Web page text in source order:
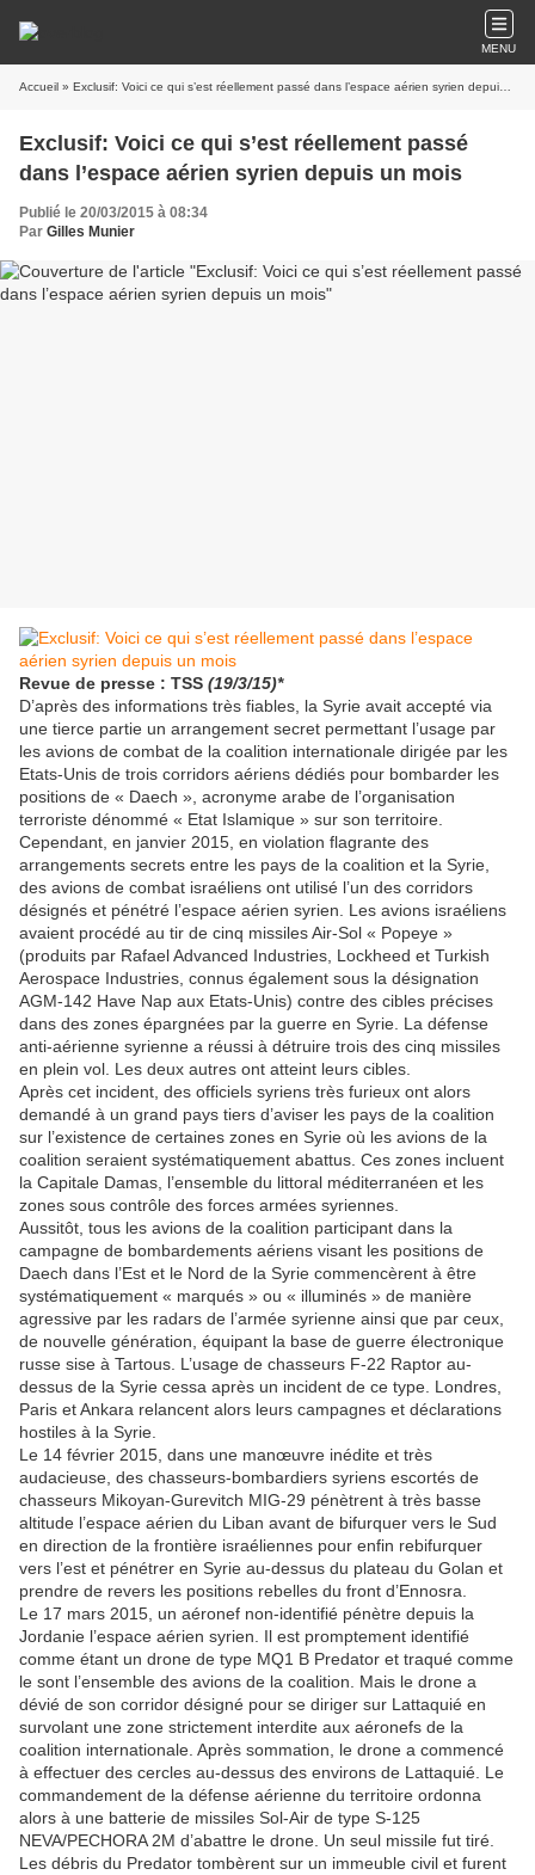
MENU
Accueil » Exclusif: Voici ce qui s’est réellement passé dans l’espace aérien syrien depuis un mois
Exclusif: Voici ce qui s’est réellement passé
dans l’espace aérien syrien depuis un mois
Publié le 20/03/2015 à 08:34
Par Gilles Munier
Revue de presse : TSS (19/3/15)*
D’après des informations très fiables, la Syrie avait accepté via
une tierce partie un arrangement secret permettant l’usage par
les avions de combat de la coalition internationale dirigée par les
Etats-Unis de trois corridors aériens dédiés pour bombarder les
positions de « Daech », acronyme arabe de l’organisation
terroriste dénommé « Etat Islamique » sur son territoire.
Cependant, en janvier 2015, en violation flagrante des
arrangements secrets entre les pays de la coalition et la Syrie,
des avions de combat israéliens ont utilisé l’un des corridors
désignés et pénétré l’espace aérien syrien. Les avions israéliens
avaient procédé au tir de cinq missiles Air-Sol « Popeye »
(produits par Rafael Advanced Industries, Lockheed et Turkish
Aerospace Industries, connus également sous la désignation
AGM-142 Have Nap aux Etats-Unis) contre des cibles précises
dans des zones épargnées par la guerre en Syrie. La défense
anti-aérienne syrienne a réussi à détruire trois des cinq missiles
en plein vol. Les deux autres ont atteint leurs cibles.
Après cet incident, des officiels syriens très furieux ont alors
demandé à un grand pays tiers d’aviser les pays de la coalition
sur l’existence de certaines zones en Syrie où les avions de la
coalition seraient systématiquement abattus. Ces zones incluent
la Capitale Damas, l’ensemble du littoral méditerranéen et les
zones sous contrôle des forces armées syriennes.
Aussitôt, tous les avions de la coalition participant dans la
campagne de bombardements aériens visant les positions de
Daech dans l’Est et le Nord de la Syrie commencèrent à être
systématiquement « marqués » ou « illuminés » de manière
agressive par les radars de l’armée syrienne ainsi que par ceux,
de nouvelle génération, équipant la base de guerre électronique
russe sise à Tartous. L’usage de chasseurs F-22 Raptor au-
dessus de la Syrie cessa après un incident de ce type. Londres,
Paris et Ankara relancent alors leurs campagnes et déclarations
hostiles à la Syrie.
Le 14 février 2015, dans une manœuvre inédite et très
audacieuse, des chasseurs-bombardiers syriens escortés de
chasseurs Mikoyan-Gurevitch MIG-29 pénètrent à très basse
altitude l’espace aérien du Liban avant de bifurquer vers le Sud
en direction de la frontière israéliennes pour enfin rebifurquer
vers l’est et pénétrer en Syrie au-dessus du plateau du Golan et
prendre de revers les positions rebelles du front d’Ennosra.
Le 17 mars 2015, un aéronef non-identifié pénètre depuis la
Jordanie l’espace aérien syrien. Il est promptement identifié
comme étant un drone de type MQ1 B Predator et traqué comme
le sont l’ensemble des avions de la coalition. Mais le drone a
dévié de son corridor désigné pour se diriger sur Lattaquié en
survolant une zone strictement interdite aux aéronefs de la
coalition internationale. Après sommation, le drone a commencé
à effectuer des cercles au-dessus des environs de Lattaquié. Le
commandement de la défense aérienne du territoire ordonna
alors à une batterie de missiles Sol-Air de type S-125
NEVA/PECHORA 2M d’abattre le drone. Un seul missile fut tiré.
Les débris du Predator tombèrent sur un immeuble civil et furent